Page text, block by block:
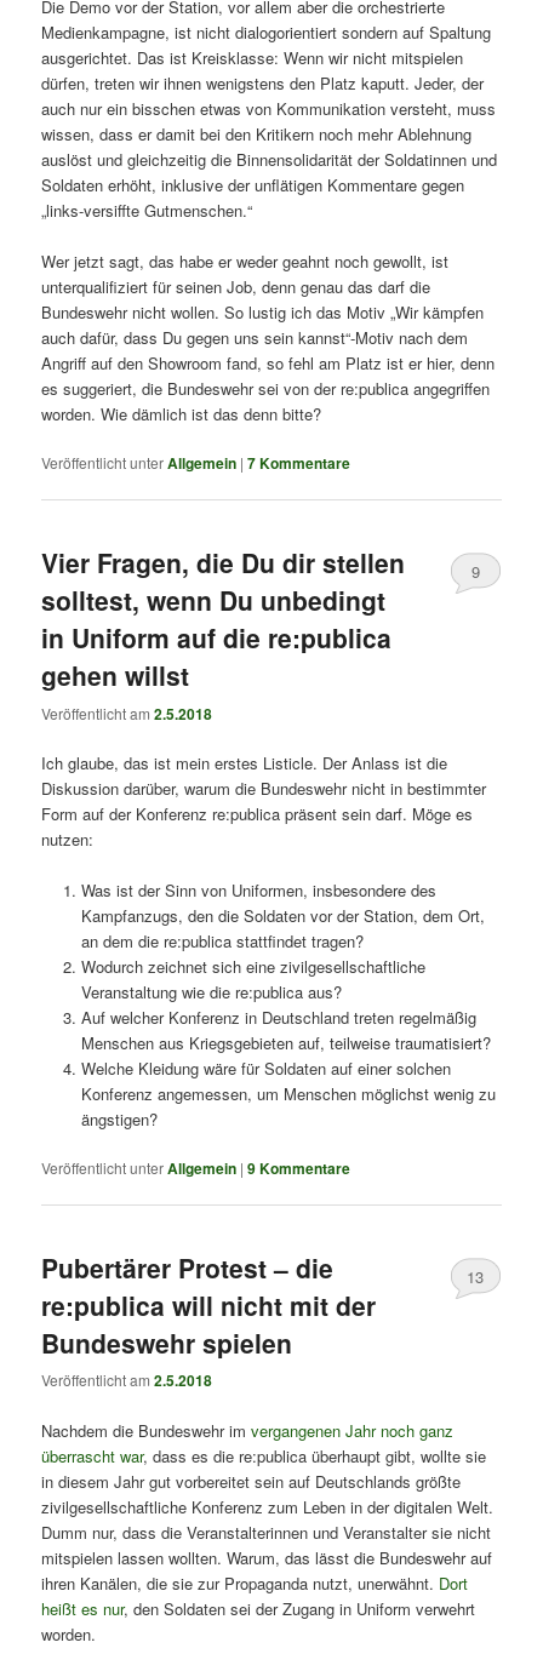
Die Demo vor der Station, vor allem aber die orchestrierte
Medienkampagne, ist nicht dialogorientiert sondern auf Spaltung
ausgerichtet. Das ist Kreisklasse: Wenn wir nicht mitspielen
dürfen, treten wir ihnen wenigstens den Platz kaputt. Jeder, der
auch nur ein bisschen etwas von Kommunikation versteht, muss
wissen, dass er damit bei den Kritikern noch mehr Ablehnung
auslöst und gleichzeitig die Binnensolidarität der Soldatinnen und
Soldaten erhöht, inklusive der unflätigen Kommentare gegen
„links-versiffte Gutmenschen.“
Wer jetzt sagt, das habe er weder geahnt noch gewollt, ist
unterqualifiziert für seinen Job, denn genau das darf die
Bundeswehr nicht wollen. So lustig ich das Motiv „Wir kämpfen
auch dafür, dass Du gegen uns sein kannst“-Motiv nach dem
Angriff auf den Showroom fand, so fehl am Platz ist er hier, denn
es suggeriert, die Bundeswehr sei von der re:publica angegriffen
worden. Wie dämlich ist das denn bitte?
Veröffentlicht unterAllgemein |7Kommentare
Vier Fragen, die Du dir stellen
solltest, wenn Du unbedingt
in Uniform auf die re:publica
gehen willst
Veröffentlicht am2.5.2018
9
Ich glaube, das ist mein erstes Listicle. Der Anlass ist die
Diskussion darüber, warum die Bundeswehr nicht in bestimmter
Form auf der Konferenz re:publica präsent sein darf. Möge es
nutzen:
Was ist der Sinn von Uniformen, insbesondere des
Kampfanzugs, den die Soldaten vor der Station, dem Ort,
an dem die re:publica stattfindet tragen?
Wodurch zeichnet sich eine zivilgesellschaftliche
Veranstaltung wie die re:publica aus?
Auf welcher Konferenz in Deutschland treten regelmäßig
Menschen aus Kriegsgebieten auf, teilweise traumatisiert?
Welche Kleidung wäre für Soldaten auf einer solchen
Konferenz angemessen, um Menschen möglichst wenig zu
ängstigen?
Veröffentlicht unterAllgemein |9Kommentare
Pubertärer Protest – die
re:publica will nicht mit der
Bundeswehr spielen
Veröffentlicht am2.5.2018
13
Nachdem die Bundeswehr imvergangenen Jahr noch ganz
überrascht war, dass es die re:publica überhaupt gibt, wollte sie
in diesem Jahr gut vorbereitet sein auf Deutschlands größte
zivilgesellschaftliche Konferenz zum Leben in der digitalen Welt.
Dumm nur, dass die Veranstalterinnen und Veranstalter sie nicht
mitspielen lassen wollten. Warum, das lässt die Bundeswehr auf
ihren Kanälen, die sie zur Propaganda nutzt, unerwähnt. Dort
heißt es nur, den Soldaten sei der Zugang in Uniform verwehrt
worden.